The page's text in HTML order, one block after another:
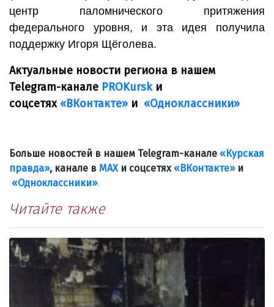
центр паломнического притяжения
федерального уровня, и эта идея получила
поддержку Игоря Щёголева.
Актуальные новости региона в нашем
Telegram-канале PROKurskи
соцсетях «ВКонтакте» и «Одноклассники»
Больше новостей в нашем Telegram-канале «Курская
правда», канале в МАХи соцсетях «ВКонтакте»и
«Одноклассники».
Читайте также